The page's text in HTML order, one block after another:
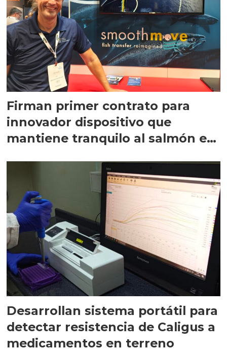
Firman primer contrato para
innovador dispositivo que
mantiene tranquilo al salmón en
Desarrollan sistema portátil para
detectar resistencia de Caligus a
medicamentos en terreno